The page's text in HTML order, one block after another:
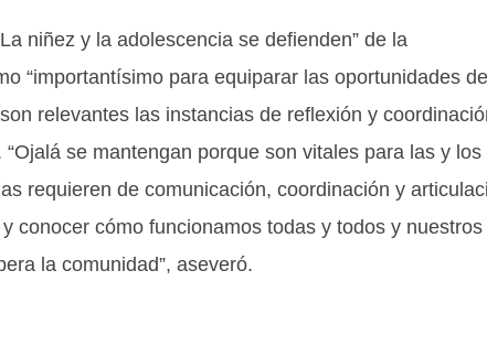
niñez y la adolescencia se defienden” de la
“importantísimo para equiparar las oportunidades de
relevantes las instancias de reflexión y
se mantengan porque son vitales para las y los
requieren de comunicación, coordinación y
conocer cómo funcionamos todas y todos y nuestros
la comunidad”, aseveró.